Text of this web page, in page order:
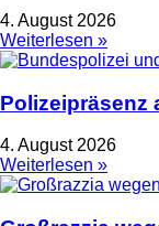
4. August 2026
Weiterlesen »
Polizeipräsenz
4. August 2026
Weiterlesen »